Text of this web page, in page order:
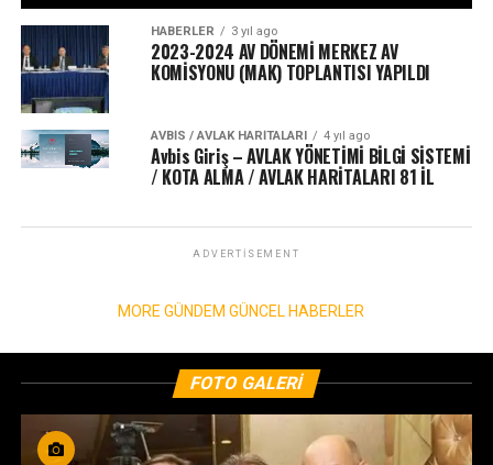
HABERLER 3 yıl ago
2023-2024 AV DÖNEMİ MERKEZ AV
KOMİSYONU (MAK) TOPLANTISI YAPILDI
AVBIS / AVLAK HARITALARI 4 yıl ago
Avbis Giriş – AVLAK YÖNETİMİ BİLGİ SİSTEMİ
/ KOTA ALMA / AVLAK HARİTALARI 81 İL
ADVERTISEMENT
MORE GÜNDEM GÜNCEL HABERLER
FOTO GALERI